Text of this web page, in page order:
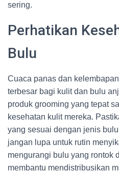
sering.
Perhatikan
Bulu
Cuaca panas dan
terbesar bagi kulit dan bulu
produk grooming yang tepat
kesehatan kulit mereka.
yang sesuai dengan jenis
jangan lupa untuk rutin
mengurangi bulu yang rontok
membantu mendistribusikan